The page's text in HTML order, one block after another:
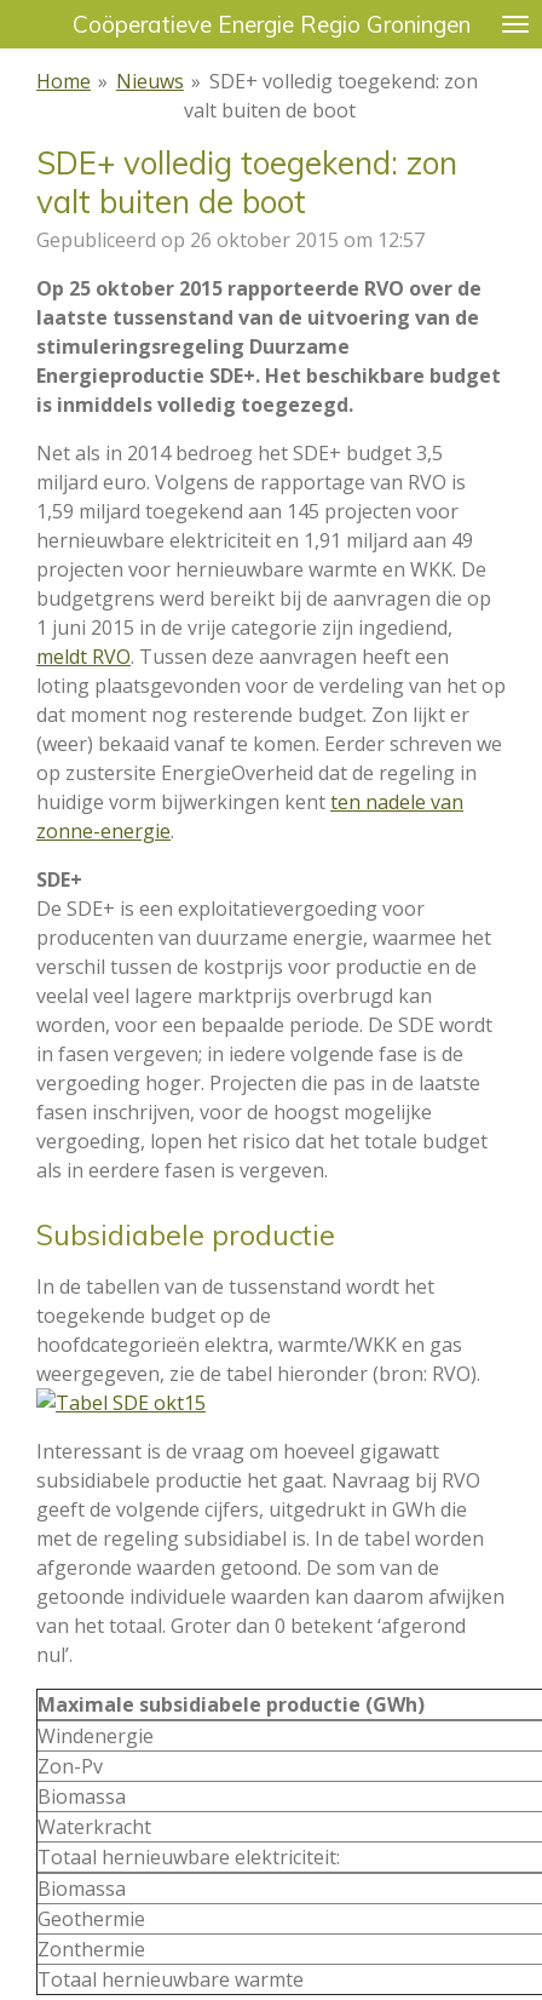
direct
naar
Coöperatieve Energie Regio Groningen
Home » Nieuws » SDE+ volledig toegekend: zon
valt buiten de boot
SDE+ volledig toegekend: zon
valt buiten de boot
Gepubliceerd op 26 oktober 2015 om 12:57
Op 25 oktober 2015 rapporteerde RVO over de
laatste tussenstand van de uitvoering van de
stimuleringsregeling Duurzame
Energieproductie SDE+. Het beschikbare budget
is inmiddels volledig toegezegd.
Net als in 2014 bedroeg het SDE+ budget 3,5
miljard euro. Volgens de rapportage van RVO is
1,59 miljard toegekend aan 145 projecten voor
hernieuwbare elektriciteit en 1,91 miljard aan 49
projecten voor hernieuwbare warmte en WKK. De
budgetgrens werd bereikt bij de aanvragen die op
1 juni 2015 in de vrije categorie zijn ingediend,
meldt RVO. Tussen deze aanvragen heeft een
loting plaatsgevonden voor de verdeling van het op
dat moment nog resterende budget. Zon lijkt er
(weer) bekaaid vanaf te komen. Eerder schreven we
op zustersite EnergieOverheid dat de regeling in
huidige vorm bijwerkingen kentten nadele van
zonne-energie.
SDE+
De SDE+ is een exploitatievergoeding voor
producenten van duurzame energie, waarmee het
verschil tussen de kostprijs voor productie en de
veelal veel lagere marktprijs overbrugd kan
worden, voor een bepaalde periode. De SDE wordt
in fasen vergeven; in iedere volgende fase is de
vergoeding hoger. Projecten die pas in de laatste
fasen inschrijven, voor de hoogst mogelijke
vergoeding, lopen het risico dat het totale budget
als in eerdere fasen is vergeven.
Subsidiabele productie
In de tabellen van de tussenstand wordt het
toegekende budget op de
hoofdcategorieën elektra, warmte/WKK en gas
weergegeven, zie de tabel hieronder (bron: RVO).
Interessant is de vraag om hoeveel gigawatt
subsidiabele productie het gaat. Navraag bij RVO
geeft de volgende cijfers, uitgedrukt in GWh die
met de regeling subsidiabel is. In de tabel worden
afgeronde waarden getoond. De som van de
getoonde individuele waarden kan daarom afwijken
van het totaal. Groter dan 0 betekent ‘afgerond
nul’.
Maximale subsidiabele productie (GWh)
Windenergie
Zon-Pv
Biomassa
Waterkracht
Totaal hernieuwbare elektriciteit:
Biomassa
Geothermie
Zonthermie
Totaal hernieuwbare warmte